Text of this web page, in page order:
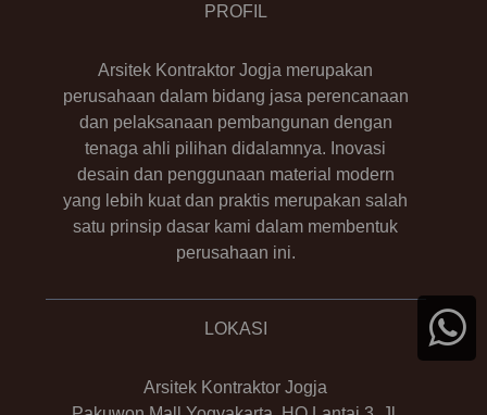
PROFIL
Arsitek Kontraktor Jogja merupakan
perusahaan dalam bidang jasa perencanaan
dan pelaksanaan pembangunan dengan
tenaga ahli pilihan didalamnya. Inovasi
desain dan penggunaan material modern
yang lebih kuat dan praktis merupakan salah
satu prinsip dasar kami dalam membentuk
perusahaan ini.
LOKASI
Arsitek Kontraktor Jogja